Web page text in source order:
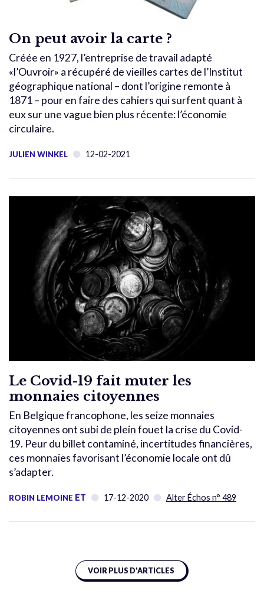
On peut avoir la carte ?
Créée en 1927, l’entreprise de travail adapté
«l’Ouvroir» a récupéré de vieilles cartes de l’Institut
géographique national – dont l’origine remonte à
1871 – pour en faire des cahiers qui surfent quant à
eux sur une vague bien plus récente: l’économie
circulaire.
JULIEN WINKEL 12-02-2021
Le Covid-19 fait muter les
monnaies citoyennes
En Belgique francophone, les seize monnaies
citoyennes ont subi de plein fouet la crise du Covid-
19. Peur du billet contaminé, incertitudes financières,
ces monnaies favorisant l’économie locale ont dû
s’adapter.
ROBIN LEMOINE ET 17-12-2020 Alter Échos n° 489
VOIR PLUS D'ARTICLES